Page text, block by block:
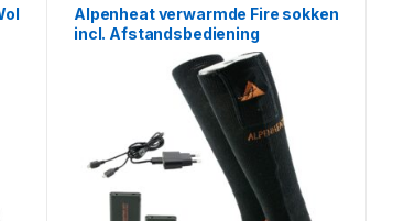
,
Voetverwarming,Gerbing sokken 7 volt,
Verwarmde sokken
Alpenheat verwarmde Fire sokken
incl. Afstandsbediening